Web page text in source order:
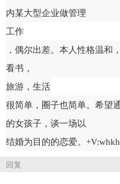
内某大型企业做管理
工作
，偶尔出差。本人性格温和
看书，
旅游 ， 生活
很简单，圈子也简单。希望
的女孩子，谈一场以
结婚为目的的恋爱。
回复